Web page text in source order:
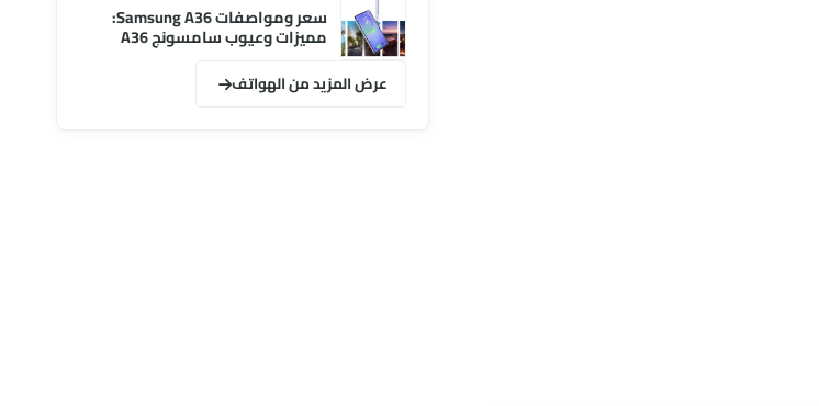
سعر ومواصفات Samsung A36:
مميزات وعيوب سامسونج A36
عرض المزيد من الهواتف